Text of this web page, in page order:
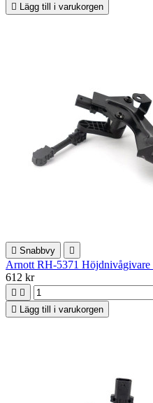

Lägg till i varukorgen
 Snabbvy 
Arnott RH-5371
612 kr
 

Lägg till i varukorgen